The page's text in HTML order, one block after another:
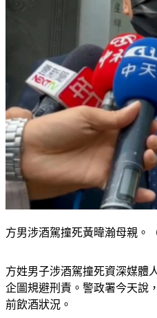
方男涉酒駕撞死黃暐瀚母親。
方姓男子涉酒駕撞死資深媒體
企圖規避刑責。警政署今天說
前飲酒狀況。